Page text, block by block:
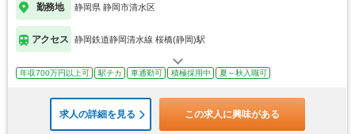
勤務地 静岡県 静岡市清水区
アクセス 静岡鉄道静岡清水線 桜橋(静岡)駅
年収700万円以上可 駅チカ 車通勤可 積極採用中 夏～秋入職可
求人の詳細を見る この求人に興味がある